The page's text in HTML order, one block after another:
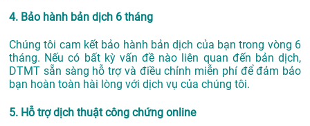
4. Bảo hành bản dịch 6 tháng
Chúng tôi cam kết bảo hành bản dịch của bạn trong vòng 6
tháng. Nếu có bất kỳ vấn đề nào liên quan đến bản dịch,
DTMT sẵn sàng hỗ trợ và điều chỉnh miễn phí để đảm bảo
bạn hoàn toàn hài lòng với dịch vụ của chúng tôi.
5. Hỗ trợ dịch thuật công chứng online